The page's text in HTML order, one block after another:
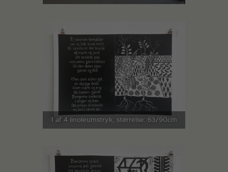
1 af 4 linoleumstryk, størrelse: 63/90cm